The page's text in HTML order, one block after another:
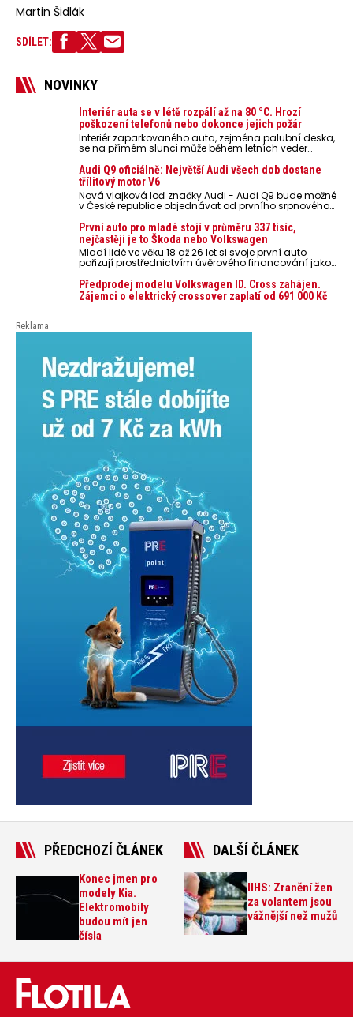
Martin Šidlák
SDÍLET:
NOVINKY
Interiér auta se v létě rozpálí až na 80 °C. Hrozí
poškození telefonů nebo dokonce jejich požár
Interiér zaparkovaného auta, zejména palubní deska,
se na přímém slunci může během letních veder
nebezpečí pro odložené mobilní telefony, powerbanky
nebo notebooky. Můžou urychlit stárnutí baterií,
poškodit elektroniku a ve výjimečných případech i
zvýšit riziko požáru.
Audi Q9 oficiálně: Největší Audi všech dob dostane
třílitový motor V6
Nová vlajková loď značky Audi - Audi Q9 bude možné
v České republice objednávat od prvního srpnového
První auto pro mladé stojí v průměru 337 tisíc,
nejčastěji je to Škoda nebo Volkswagen
Mladí lidé ve věku 18 až 26 let si svoje první auto
pořizují prostřednictvím úvěrového financování jako
auto. Průměrná pořizovací cena vozu dosahuje 337
tisíc korun a průměrná financovaná částka
přesahuje 251 tisíc korun. Vyplývá to z dat Leasingu
Předprodej modelu Volkswagen ID. Cross zahájen.
Zájemci o elektrický crossover zaplatí od 691 000 Kč
Reklama
PŘEDCHOZÍ ČLÁNEK
Konec jmen pro
modely Kia.
Elektromobily
budou mít jen
čísla
DALŠÍ ČLÁNEK
IIHS: Zranění žen
za volantem jsou
vážnější než mužů